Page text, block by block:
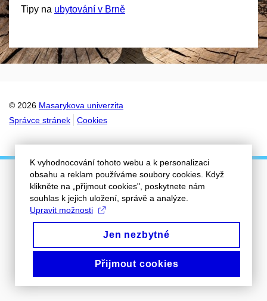
Tipy na ubytování v Brně
© 2026 Masarykova univerzita
Správce stránek
Cookies
K vyhodnocování tohoto webu a k personalizaci
obsahu a reklam používáme soubory cookies. Když
klikněte na „přijmout cookies", poskytnete nám
souhlas k jejich uložení, správě a analýze.
Upravit možnosti
Jen nezbytné
Přijmout cookies